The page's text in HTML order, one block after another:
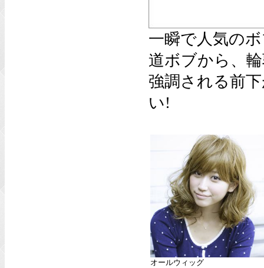
一瞬で人気の
道ボブから、
強調される前
い!
オールウィッグ